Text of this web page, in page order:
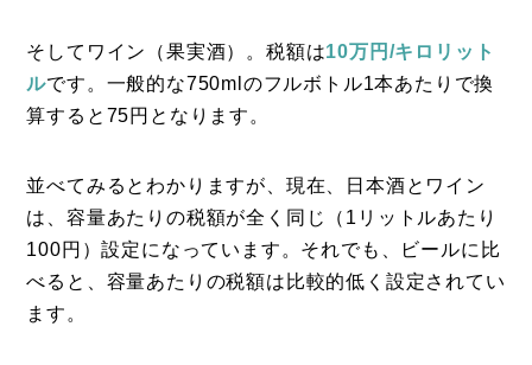
そしてワイン（果実酒）。税額は10万円/キロリット
ルです。一般的な750mlのフルボトル1本あたりで換
算すると75円となります。
並べてみるとわかりますが、現在、日本酒とワイン
は、容量あたりの税額が全く同じ（1リットルあたり
100円）設定になっています。それでも、ビールに比
べると、容量あたりの税額は比較的低く設定されてい
ます。